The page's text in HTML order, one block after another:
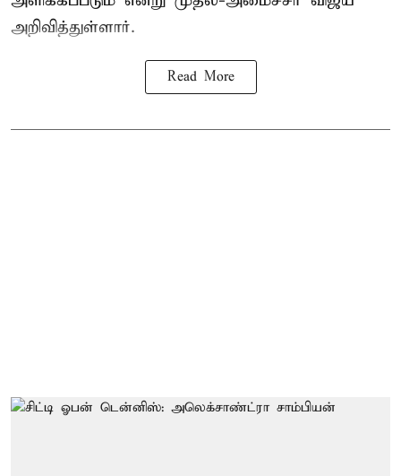
அறிவித்துள்ளார்.
Read More